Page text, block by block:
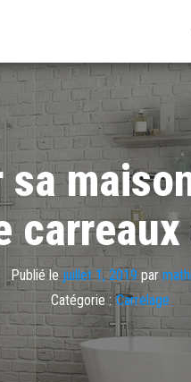
Publié lejuillet 1, 2019 par
Catégorie : Carrelage